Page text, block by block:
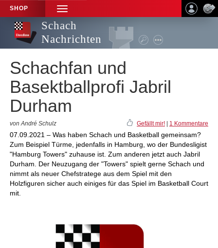
SHOP
TOGGLE
NAVIGATION
Schach
Nachrichten
Schachfan und
Basektballprofi Jabril
Durham
von André Schulz Gefällt mir! 1 Kommentare
07.09.2021 – Was haben Schach und Basketball gemeinsam?
Zum Beispiel Türme, jedenfalls in Hamburg, wo der Bundesligist
"Hamburg Towers" zuhause ist. Zum anderen jetzt auch Jabril
Durham. Der Neuzugang der "Towers" spielt gerne Schach und
nimmt als neuer Chefstratege aus dem Spiel mit den
Holzfiguren sicher auch einiges für das Spiel im Basketball Court
mit.